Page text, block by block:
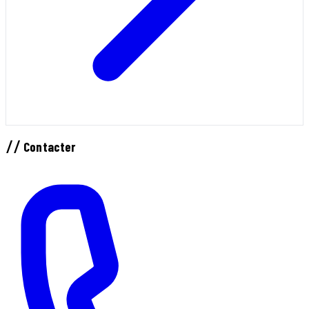
// Contacter